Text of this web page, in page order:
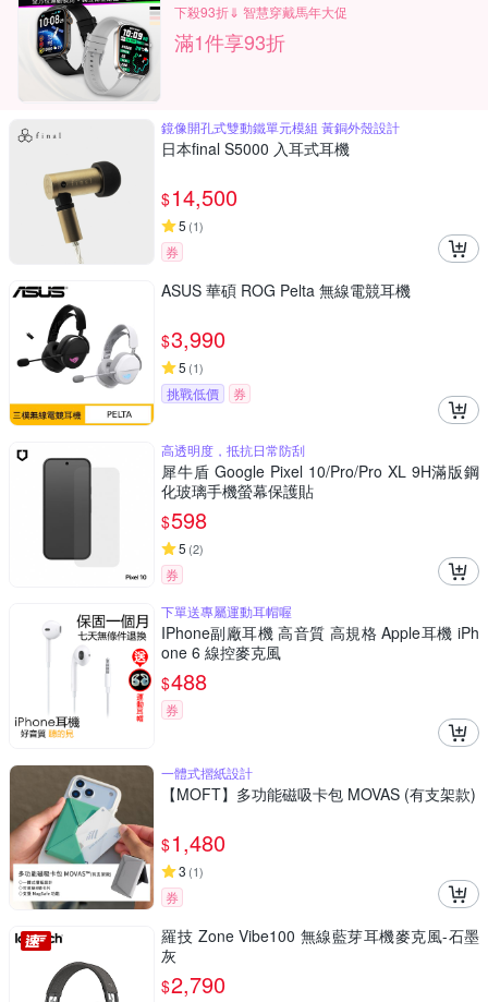
下殺93折⇓ 智慧穿戴馬年大促
滿1件享93折
鏡像開孔式雙動鐵單元模組 黃銅外殼設計
日本final S5000 入耳式耳機
$14,500
5 (1)
券
ASUS 華碩 ROG Pelta 無線電競耳機
$3,990
5 (1)
挑戰低價 券
高透明度，抵抗日常防刮
犀牛盾 Google Pixel 10/Pro/Pro XL 9H滿版鋼
化玻璃手機螢幕保護貼
$598
5 (2)
券
下單送專屬運動耳帽喔
IPhone副廠耳機 高音質 高規格 Apple耳機 iPh
one 6 線控麥克風
$488
券
一體式摺紙設計
【MOFT】多功能磁吸卡包 MOVAS (有支架款)
$1,480
3 (1)
券
羅技 Zone Vibe100 無線藍芽耳機麥克風-石墨
灰
$2,790